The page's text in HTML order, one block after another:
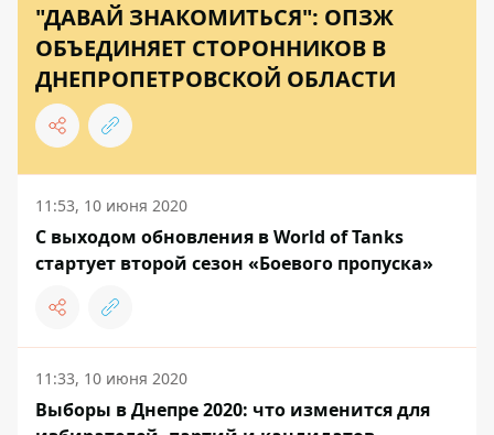
"ДАВАЙ ЗНАКОМИТЬСЯ": ОПЗЖ
ОБЪЕДИНЯЕТ СТОРОННИКОВ В
ДНЕПРОПЕТРОВСКОЙ ОБЛАСТИ
11:53, 10 июня 2020
С выходом обновления в World of Tanks
стартует второй сезон «Боевого пропуска»
11:33, 10 июня 2020
Выборы в Днепре 2020: что изменится для